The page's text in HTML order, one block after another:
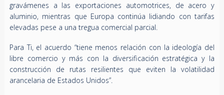
gravámenes a las exportaciones automotrices, de acero y
aluminio, mientras que Europa continúa lidiando con tarifas
elevadas pese a una tregua comercial parcial.
Para Ti, el acuerdo “tiene menos relación con la ideología del
libre comercio y más con la diversificación estratégica y la
construcción de rutas resilientes que eviten la volatilidad
arancelaria de Estados Unidos”.